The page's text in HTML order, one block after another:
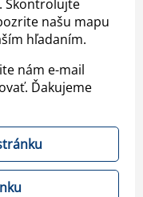
Skontrolujte
našu mapu
hľadaním.
nám e-mail
Ďakujeme